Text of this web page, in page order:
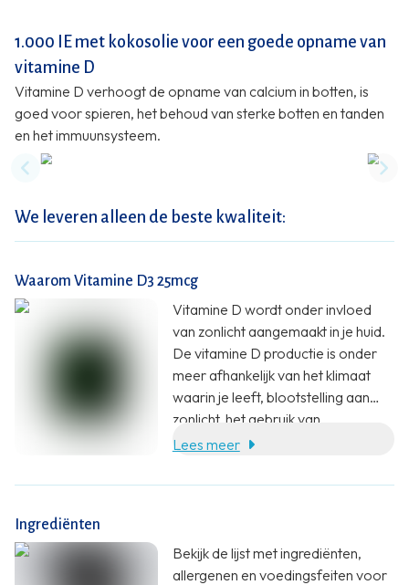
1.000 IE met kokosolie voor een goede opname van
vitamine D
Vitamine D verhoogt de opname van calcium in botten, is
goed voor spieren, het behoud van sterke botten en tanden
en het immuunsysteem.
Previous slide
We leveren alleen de beste kwaliteit:
Waarom Vitamine D3 25mcg
Vitamine D wordt onder invloed
van zonlicht aangemaakt in je huid.
De vitamine D productie is onder
meer afhankelijk van het klimaat
waarin je leeft, blootstelling aan
zonlicht, het gebruik van
zonnebrandcrème, huidpigmentatie
Lees meer
Ingrediënten
Bekijk de lijst met ingrediënten,
allergenen en voedingsfeiten voor